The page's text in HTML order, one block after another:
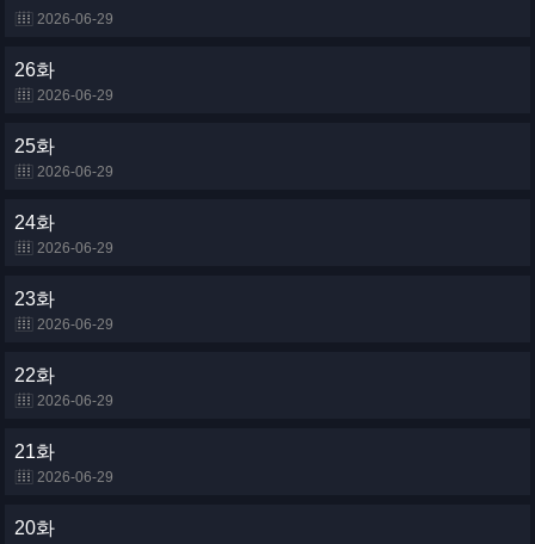
2026-06-29
26화
2026-06-29
25화
2026-06-29
24화
2026-06-29
23화
2026-06-29
22화
2026-06-29
21화
2026-06-29
20화